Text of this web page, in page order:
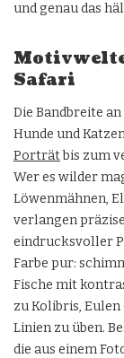
und genau das
Safari
Die Bandbreite
Hunde und
Porträtbis zum
Wer es wilder
Löwenmähnen,
verlangen
eindrucksvoller
Farbe pur:
Fische mit
zu Kolibris,
Linien zu üben.
die aus einem